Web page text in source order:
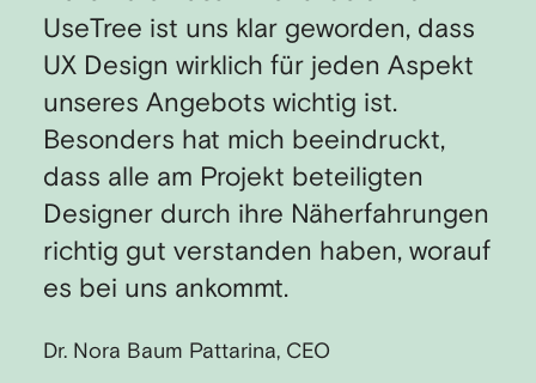
UseTree ist uns klar geworden, dass
UX Design wirklich für jeden Aspekt
unseres Angebots wichtig ist.
Besonders hat mich beeindruckt,
dass alle am Projekt beteiligten
Designer durch ihre Näherfahrungen
richtig gut verstanden haben, worauf
es bei uns ankommt.
Dr. Nora Baum Pattarina, CEO